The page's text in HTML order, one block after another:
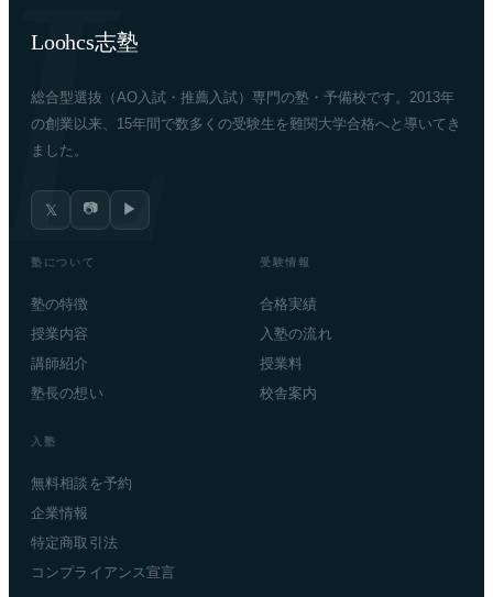
Loohcs志塾
総合型選抜（AO入試・推薦入試）専門の塾・予備校です。2013年
の創業以来、15年間で数多くの受験生を難関大学合格へと導いてき
ました。
𝕏 📷 ▶
塾について
塾の特徴
授業内容
講師紹介
塾長の想い
受験情報
合格実績
入塾の流れ
授業料
校舎案内
入塾
無料相談を予約
企業情報
特定商取引法
コンプライアンス宣言